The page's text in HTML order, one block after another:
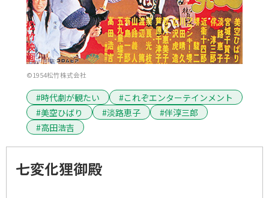
©1954松竹株式会社
#時代劇が観たい
#これぞエンターテインメント
#美空ひばり
#淡路恵子
#伴淳三郎
#高田浩吉
七変化狸御殿